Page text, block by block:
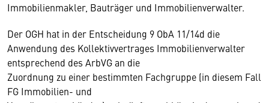
Immobilienmakler, Bauträger und Immobilienverwalter.
Der OGH hat in der Entscheidung 9 ObA 11/14d die
Anwendung des Kollektivvertrages Immobilienverwalter
entsprechend des ArbVG an die
Zuordnung zu einer bestimmten Fachgruppe (in diesem Fall
FG Immobilien- und